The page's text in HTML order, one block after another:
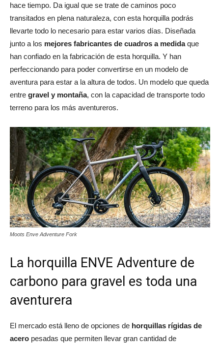
hace tiempo. Da igual que se trate de caminos poco
transitados en plena naturaleza, con esta horquilla podrás
llevarte todo lo necesario para estar varios días. Diseñada
junto a los mejores fabricantes de cuadros a medidaque
han confiado en la fabricación de esta horquilla. Y han
perfeccionando para poder convertirse en un modelo de
aventura para estar a la altura de todos. Un modelo que queda
entre gravel y montaña, con la capacidad de transporte todo
terreno para los más aventureros.
Moots Enve Adventure Fork
La horquilla ENVE Adventure de
carbono para gravel es toda una
aventurera
El mercado está lleno de opciones de horquillas rígidas de
acero pesadas que permiten llevar gran cantidad de